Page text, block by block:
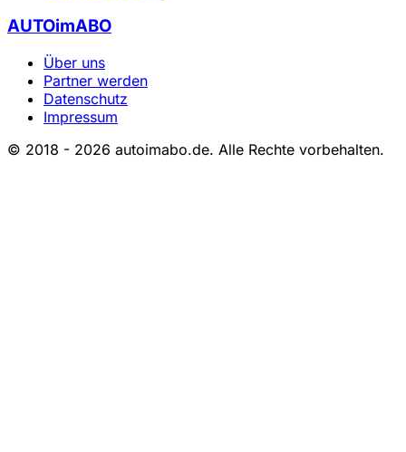
AUTOimABO
Über uns
Partner werden
Datenschutz
Impressum
© 2018 - 2026 autoimabo.de. Alle Rechte vorbehalten.